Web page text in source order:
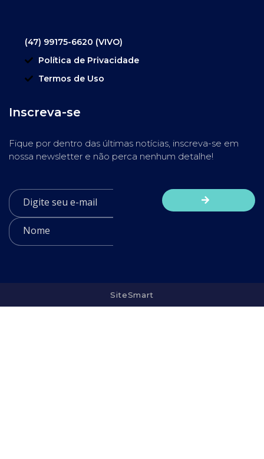
(47) 99175-6620 (VIVO)
Política de Privacidade
Termos de Uso
Inscreva-se
Fique por dentro das últimas notícias, inscreva-se em
nossa newsletter e não perca nenhum detalhe!
SiteSmart